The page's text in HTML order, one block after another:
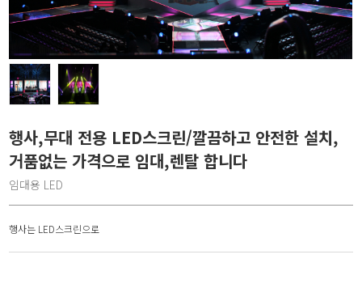
행사,무대 전용 LED스크린/깔끔하고 안전한 설치,
거품없는 가격으로 임대,렌탈 합니다
임대용 LED
행사는 LED스크린으로